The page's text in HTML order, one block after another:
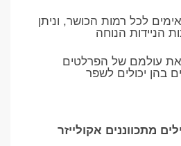
לכל רמות הכושר, וניתן
הניידות הנוחה
עולמם של הפרלטים
בהן יכולים לשפר
מתכווננים אקולייזר